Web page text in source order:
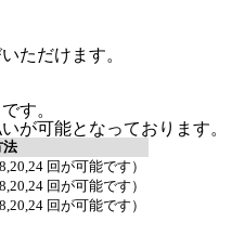
ただけます。
す。
が可能となっております。
法
回が可能です）
回が可能です）
回が可能です）